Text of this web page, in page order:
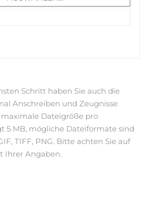
Schritt haben Sie auch die
Anschreiben und Zeugnisse
Dateigröße pro
5 MB, mögliche Dateiformate sind
TIFF, PNG. Bitte achten Sie auf
Ihrer Angaben.